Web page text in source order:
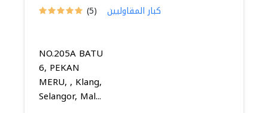
(5) كبار المقاوليين
NO.205A BATU
6, PEKAN
MERU, , Klang,
Selangor, Mal...